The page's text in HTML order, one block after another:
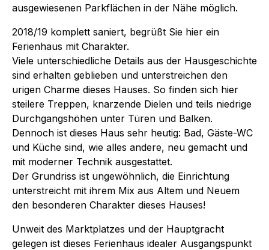
ausgewiesenen Parkflächen in der Nähe möglich.
2018/19 komplett saniert, begrüßt Sie hier ein
Ferienhaus mit Charakter.
Viele unterschiedliche Details aus der Hausgeschichte
sind erhalten geblieben und unterstreichen den
urigen Charme dieses Hauses. So finden sich hier
steilere Treppen, knarzende Dielen und teils niedrige
Durchgangshöhen unter Türen und Balken.
Dennoch ist dieses Haus sehr heutig: Bad, Gäste-WC
und Küche sind, wie alles andere, neu gemacht und
mit moderner Technik ausgestattet.
Der Grundriss ist ungewöhnlich, die Einrichtung
unterstreicht mit ihrem Mix aus Altem und Neuem
den besonderen Charakter dieses Hauses!
Unweit des Marktplatzes und der Hauptgracht
gelegen ist dieses Ferienhaus idealer Ausgangspunkt